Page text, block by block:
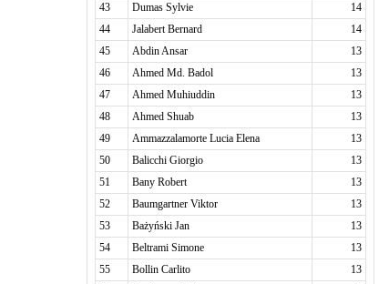
43
Dumas Sylvie
14
44
Jalabert Bernard
14
45
Abdin Ansar
13
46
Ahmed Md. Badol
13
47
Ahmed Muhiuddin
13
48
Ahmed Shuab
13
49
Ammazzalamorte Lucia Elena
13
50
Balicchi Giorgio
13
51
Bany Robert
13
52
Baumgartner Viktor
13
53
Bażyński Jan
13
54
Beltrami Simone
13
55
Bollin Carlito
13